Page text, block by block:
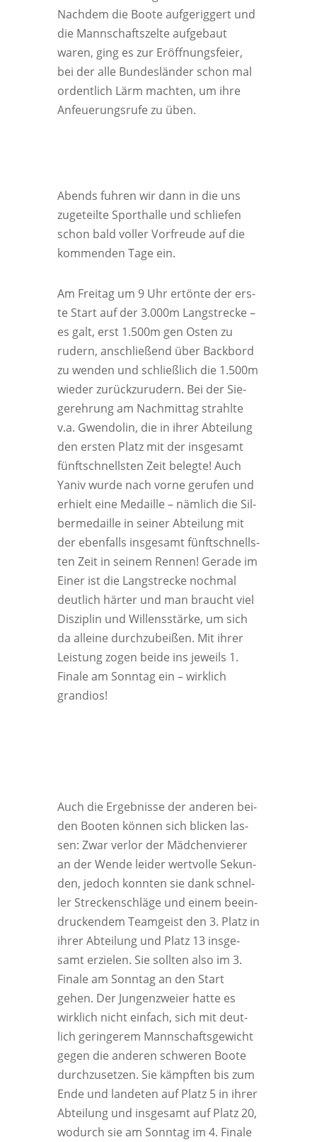
Nach­dem die Boo­te auf­ge­rig­gert und
die Mann­schafts­zel­te auf­ge­baut
waren, ging es zur Eröff­nungs­fei­er,
bei der alle Bun­des­län­der schon mal
ordent­lich Lärm mach­ten, um ihre
Anfeue­rungs­ru­fe zu üben.
Abends fuh­ren wir dann in die uns
zuge­teil­te Sport­hal­le und schlie­fen
schon bald vol­ler Vor­freu­de auf die
kom­men­den Tage ein.
Am Frei­tag um 9 Uhr ertön­te der ers­
te Start auf der 3.000m Lang­stre­cke –
es galt, erst 1.500m gen Osten zu
rudern, anschlie­ßend über Back­bord
zu wen­den und schließ­lich die 1.500m
wie­der zurück­zu­ru­dern. Bei der Sie­
ger­eh­rung am Nach­mit­tag strahl­te
v.a. Gwen­do­lin, die in ihrer Abtei­lung
den ers­ten Platz mit der ins­ge­samt
fünft­schnells­ten Zeit beleg­te! Auch
Yaniv wur­de nach vor­ne geru­fen und
erhielt eine Medail­le – näm­lich die Sil­
ber­me­dail­le in sei­ner Abtei­lung mit
der eben­falls ins­ge­samt fünft­schnells­
ten Zeit in sei­nem Ren­nen! Gera­de im
Einer ist die Lang­stre­cke noch­mal
deut­lich här­ter und man braucht viel
Dis­zi­plin und Wil­lens­stär­ke, um sich
da allei­ne durch­zu­bei­ßen. Mit ihrer
Leis­tung zogen bei­de ins jeweils 1.
Fina­le am Sonn­tag ein – wirk­lich
grandios!
Auch die Ergeb­nis­se der ande­ren bei­
den Boo­ten kön­nen sich bli­cken las­
sen: Zwar ver­lor der Mäd­chen­vie­rer
an der Wen­de lei­der wert­vol­le Sekun­
den, jedoch konn­ten sie dank schnel­
ler Stre­cken­schlä­ge und einem beein­
dru­cken­dem Team­geist den 3. Platz in
ihrer Abtei­lung und Platz 13 ins­ge­
samt erzie­len. Sie soll­ten also im 3.
Fina­le am Sonn­tag an den Start
gehen. Der Jun­gen­zwei­er hat­te es
wirk­lich nicht ein­fach, sich mit deut­
lich gerin­ge­rem Mann­schafts­ge­wicht
gegen die ande­ren schwe­ren Boo­te
durch­zu­set­zen. Sie kämpf­ten bis zum
Ende und lan­de­ten auf Platz 5 in ihrer
Abtei­lung und ins­ge­samt auf Platz 20,
wodurch sie am Sonn­tag im 4. Fina­le